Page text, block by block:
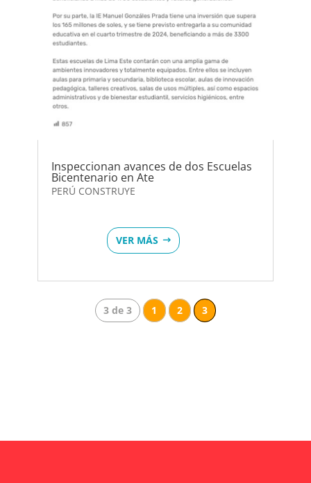
Inspeccionan avances de dos Escuelas
Bicentenario en Ate
PERÚ CONSTRUYE
VER MÁS
3 de 3 1 2 3